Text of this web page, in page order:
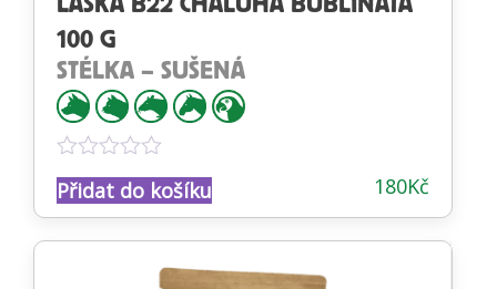
LÁSKA B22 CHALUHA BUBLINATÁ
100 G
STÉLKA – SUŠENÁ
Hodnocení
0
z
180Kč
Přidat do košíku